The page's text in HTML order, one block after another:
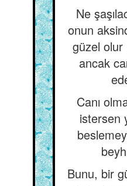
Ne
onun
güzel olur
ancak
Canı
istersen
Bunu, bir